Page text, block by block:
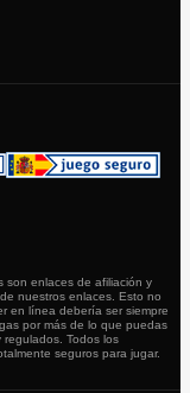
son enlaces de afiliación y
nuestros enlaces. Esto no
en línea debería ser siempre
por más de lo que puedas
Todos los
seguros para jugar.